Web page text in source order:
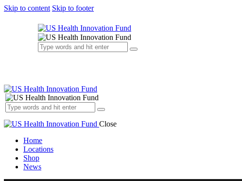
Skip to content Skip to footer
Close
Home
Locations
Shop
News